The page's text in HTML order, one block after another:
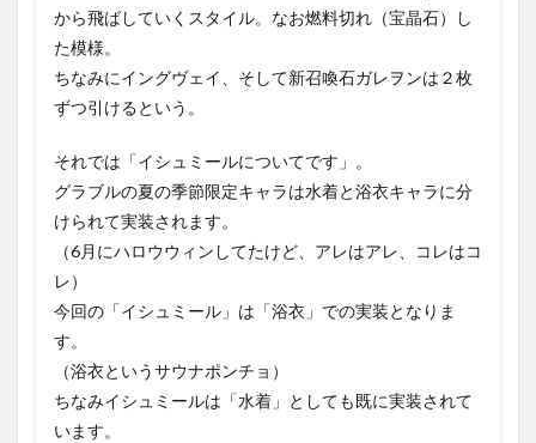
から飛ばしていくスタイル。なお燃料切れ（宝晶石）し
た模様。
ちなみにイングヴェイ、そして新召喚石ガレヲンは２枚
ずつ引けるという。
それでは「イシュミールについてです」。
グラブルの夏の季節限定キャラは水着と浴衣キャラに分
けられて実装されます。
（6月にハロウウィンしてたけど、アレはアレ、コレはコ
レ）
今回の「イシュミール」は「浴衣」での実装となりま
す。
（浴衣というサウナポンチョ）
ちなみイシュミールは「水着」としても既に実装されて
います。